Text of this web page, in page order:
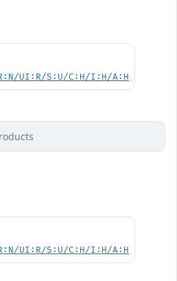
UI:R/S:U/C:H/I:H/A:H
UI:R/S:U/C:H/I:H/A:H